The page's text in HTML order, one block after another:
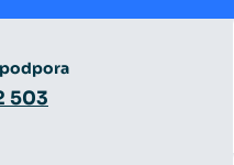
503